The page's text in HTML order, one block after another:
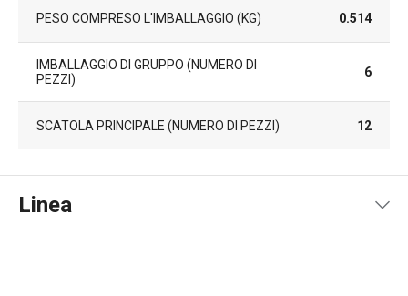
PESO COMPRESO L'IMBALLAGGIO (KG) 0.514
IMBALLAGGIO DI GRUPPO (NUMERO DI
PEZZI)
6
SCATOLA PRINCIPALE (NUMERO DI PEZZI) 12
Linea